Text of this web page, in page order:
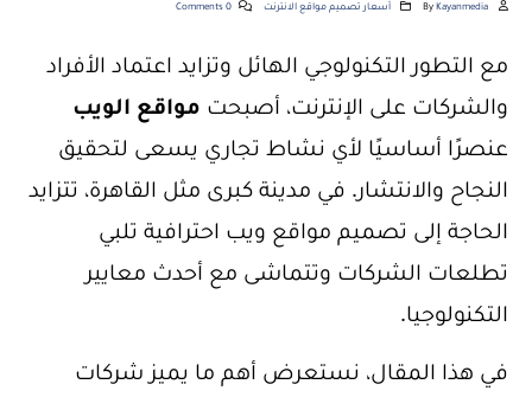
By Kayanmedia أسعار تصميم مواقع الانترنت 0 Comments
مع التطور التكنولوجي الهائل وتزايد اعتماد الأفراد
والشركات على الإنترنت، أصبحت مواقع الويب
عنصرًا أساسيًا لأي نشاط تجاري يسعى لتحقيق
النجاح والانتشار. في مدينة كبرى مثل القاهرة، تتزايد
الحاجة إلى تصميم مواقع ويب احترافية تلبي
تطلعات الشركات وتتماشى مع أحدث معايير
التكنولوجيا.
في هذا المقال، نستعرض أهم ما يميز شركات